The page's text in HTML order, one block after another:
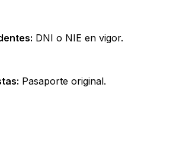
DNI o NIE en vigor.
Pasaporte original.